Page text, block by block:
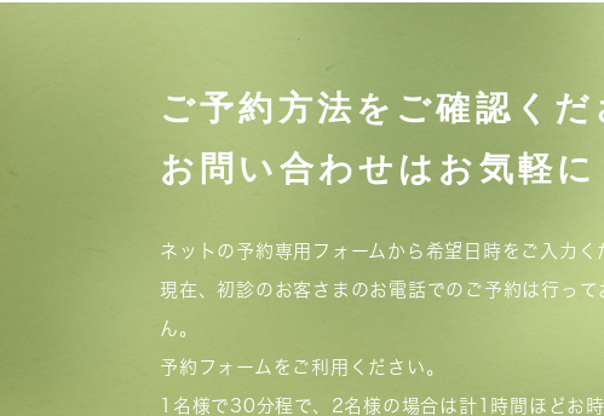
ご予約方法をご確認くだ
お問い合わせはお気軽に
ネットの予約専用フォームから希望日時をご入力く
現在、初診のお客さまのお電話でのご予約は行って
ん。
予約フォームをご利用ください。
1名様で30分程で、2名様の場合は計1時間ほどお